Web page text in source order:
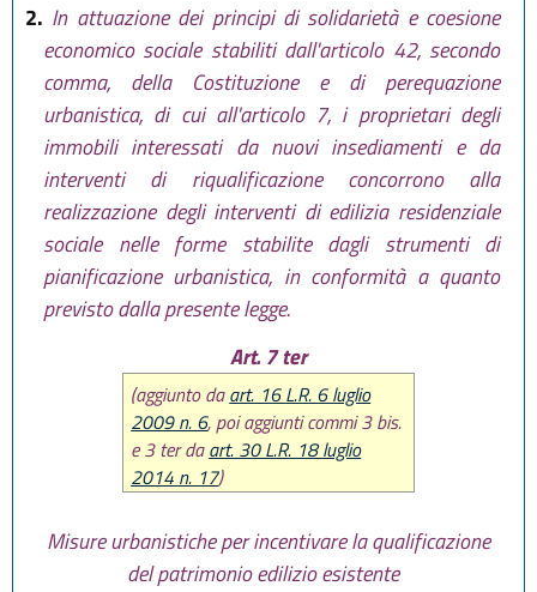
2. In attuazione dei principi di solidarietà e coesione
economico sociale stabiliti dall'articolo 42, secondo
comma, della Costituzione e di perequazione
urbanistica, di cui all'articolo 7, i proprietari degli
immobili interessati da nuovi insediamenti e da
interventi di riqualificazione concorrono alla
realizzazione degli interventi di edilizia residenziale
sociale nelle forme stabilite dagli strumenti di
pianificazione urbanistica, in conformità a quanto
previsto dalla presente legge.
Art. 7 ter
(aggiunto daart. 16 L.R. 6 luglio
2009 n. 6, poi aggiunti commi 3 bis.
e 3 ter daart. 30 L.R. 18 luglio
2014 n. 17)
Misure urbanistiche per incentivare la qualificazione
del patrimonio edilizio esistente